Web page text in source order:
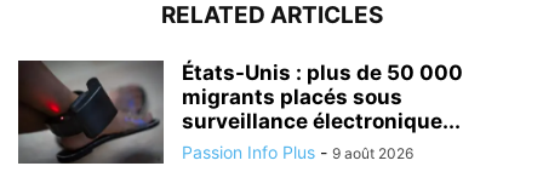
RELATED ARTICLES
États-Unis : plus de 50 000
migrants placés sous
surveillance électronique...
Passion Info Plus - 9 août 2026